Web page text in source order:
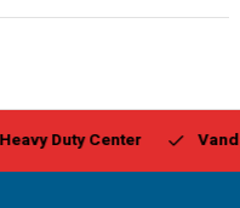
besteld, binnen 1-2